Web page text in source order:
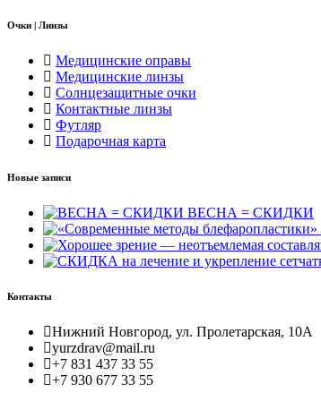
Очки | Линзы
Медицинские оправы
Медицинские линзы
Солнцезащитные очки
Контактные линзы
Футляр
Подарочная карта
Новые записи
ВЕСНА = СКИДКИ
Контакты
Нижний Новгород, ул. Пролетарская, 10А
yurzdrav@mail.ru
+7 831 437 33 55
+7 930 677 33 55